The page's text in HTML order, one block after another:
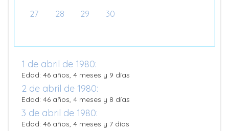
27
28 29 30
1 de abril de 1980:
Edad: 46 años, 4 meses y 9 días
2 de abril de 1980:
Edad: 46 años, 4 meses y 8 días
3 de abril de 1980:
Edad: 46 años, 4 meses y 7 días